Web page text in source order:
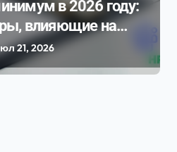
в 2026 году:
влияющие на
изменения
21, 2026